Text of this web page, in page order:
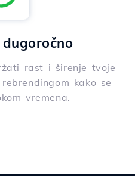
rast i širenje tvoje
kako se
vremena.